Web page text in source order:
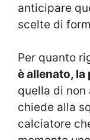
anticipare
scelte di
Per quanto
è allenato,
quella di
chiede alla
calciatore